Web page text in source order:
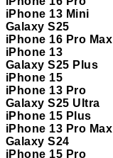
iPhone 13 Mini
Galaxy S25
iPhone 16 Pro Max
iPhone 13
Galaxy S25 Plus
iPhone 15
iPhone 13 Pro
Galaxy S25 Ultra
iPhone 15 Plus
iPhone 13 Pro Max
Galaxy S24
iPhone 15 Pro